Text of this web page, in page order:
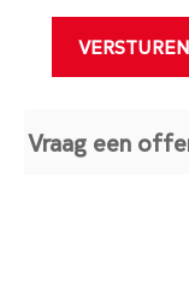
Vraag een